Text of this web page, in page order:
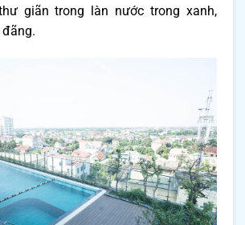
giãn trong làn nước trong xanh,